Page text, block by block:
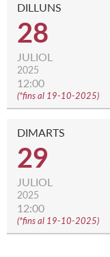
DILLUNS
28
JULIOL
2025
12:00
(*fins al 19-10-2025)
DIMARTS
29
JULIOL
2025
12:00
(*fins al 19-10-2025)